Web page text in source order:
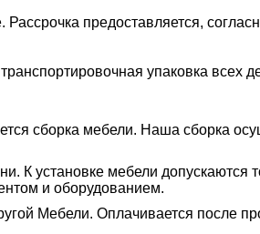
предоставляется,
упаковка всех
сборка мебели. Наша сборка
К установке мебели
и оборудованием.
Мебели. Оплачивается после